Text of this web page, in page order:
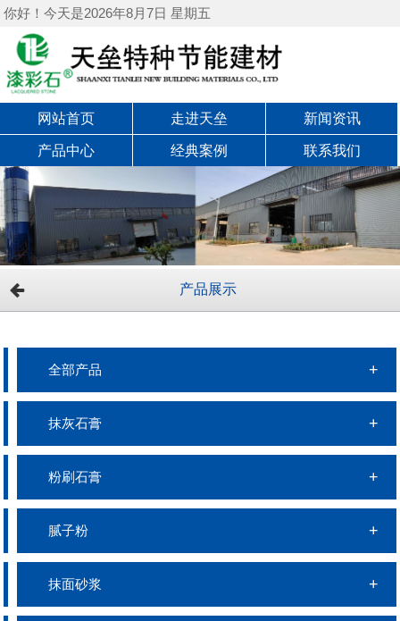
你好！今天是2026年8月7日 星期五
网站首页 走进天垒 新闻资讯
产品中心 经典案例 联系我们
产品展示
全部产品
抹灰石膏
粉刷石膏
腻子粉
抹面砂浆